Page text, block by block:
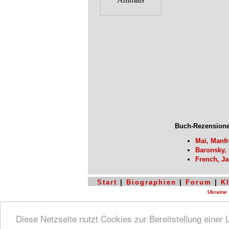
Diese Netzseite nutzt Cookies zur Bereitstellung einer
Buch-
Mai,
French,
Start Biographien Forum
Ukraine |